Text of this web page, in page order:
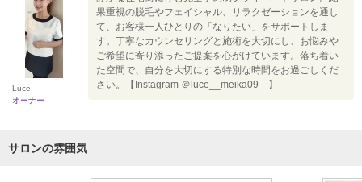
Luce
オーナー
果重視の脱毛やフェイシャル、リラクゼーションを通し
て、お客様一人ひとりの「なりたい」をサポートしま
す。丁寧なカウンセリングと施術を大切にし、お悩みや
ご希望に寄り添ったご提案を心がけています。落ち着い
た空間で、自分を大切にする特別な時間をお過ごしくだ
さい。【Instagram ＠luce__meika09 】
サロンの雰囲気